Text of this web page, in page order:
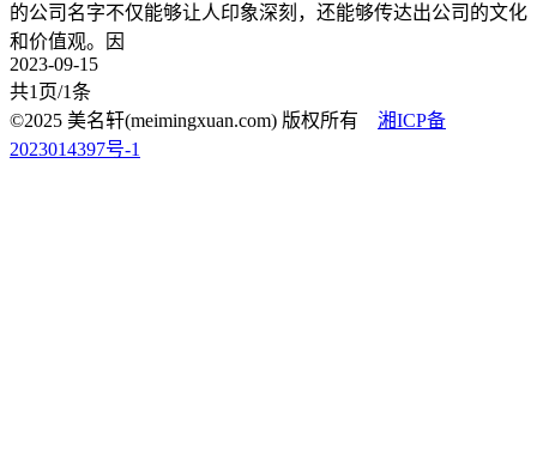
的公司名字不仅能够让人印象深刻，还能够传达出公司的文化
和价值观。因
2023-09-15
共1页/1条
©2025 美名轩(meimingxuan.com) 版权所有 湘ICP备
2023014397号-1